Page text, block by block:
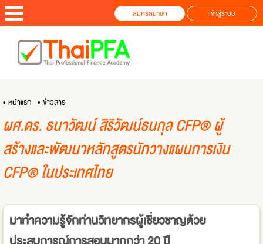
สมัครสมาชิก เข้าสู่ระบบ
• หน้าแรก • ข่าวสาร
ผศ.ดร. ธนาวัฒน์ สิริวัฒน์ธนกุล CFP® ผู้
สร้างและพัฒนาหลักสูตรนักวางแผนการเงิน
CFP® ในประเทศไทย
มาทำความรู้จักท่านวิทยากรผู้เชี่ยวชาญด้วย